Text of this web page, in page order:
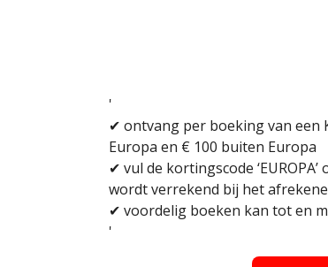
'
✔ ontvang per boeking van een
Europa en € 100 buiten Europa
✔ vul de kortingscode
wordt verrekend bij het
✔ voordelig boeken kan tot en
'